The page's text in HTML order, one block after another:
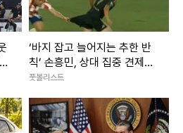
‘바지 잡고 늘어지는 추한 반
칙’ 손흥민, 상대 집중 견제에
5경기 연속골 불발 ‘경고 유도
풋볼리스트